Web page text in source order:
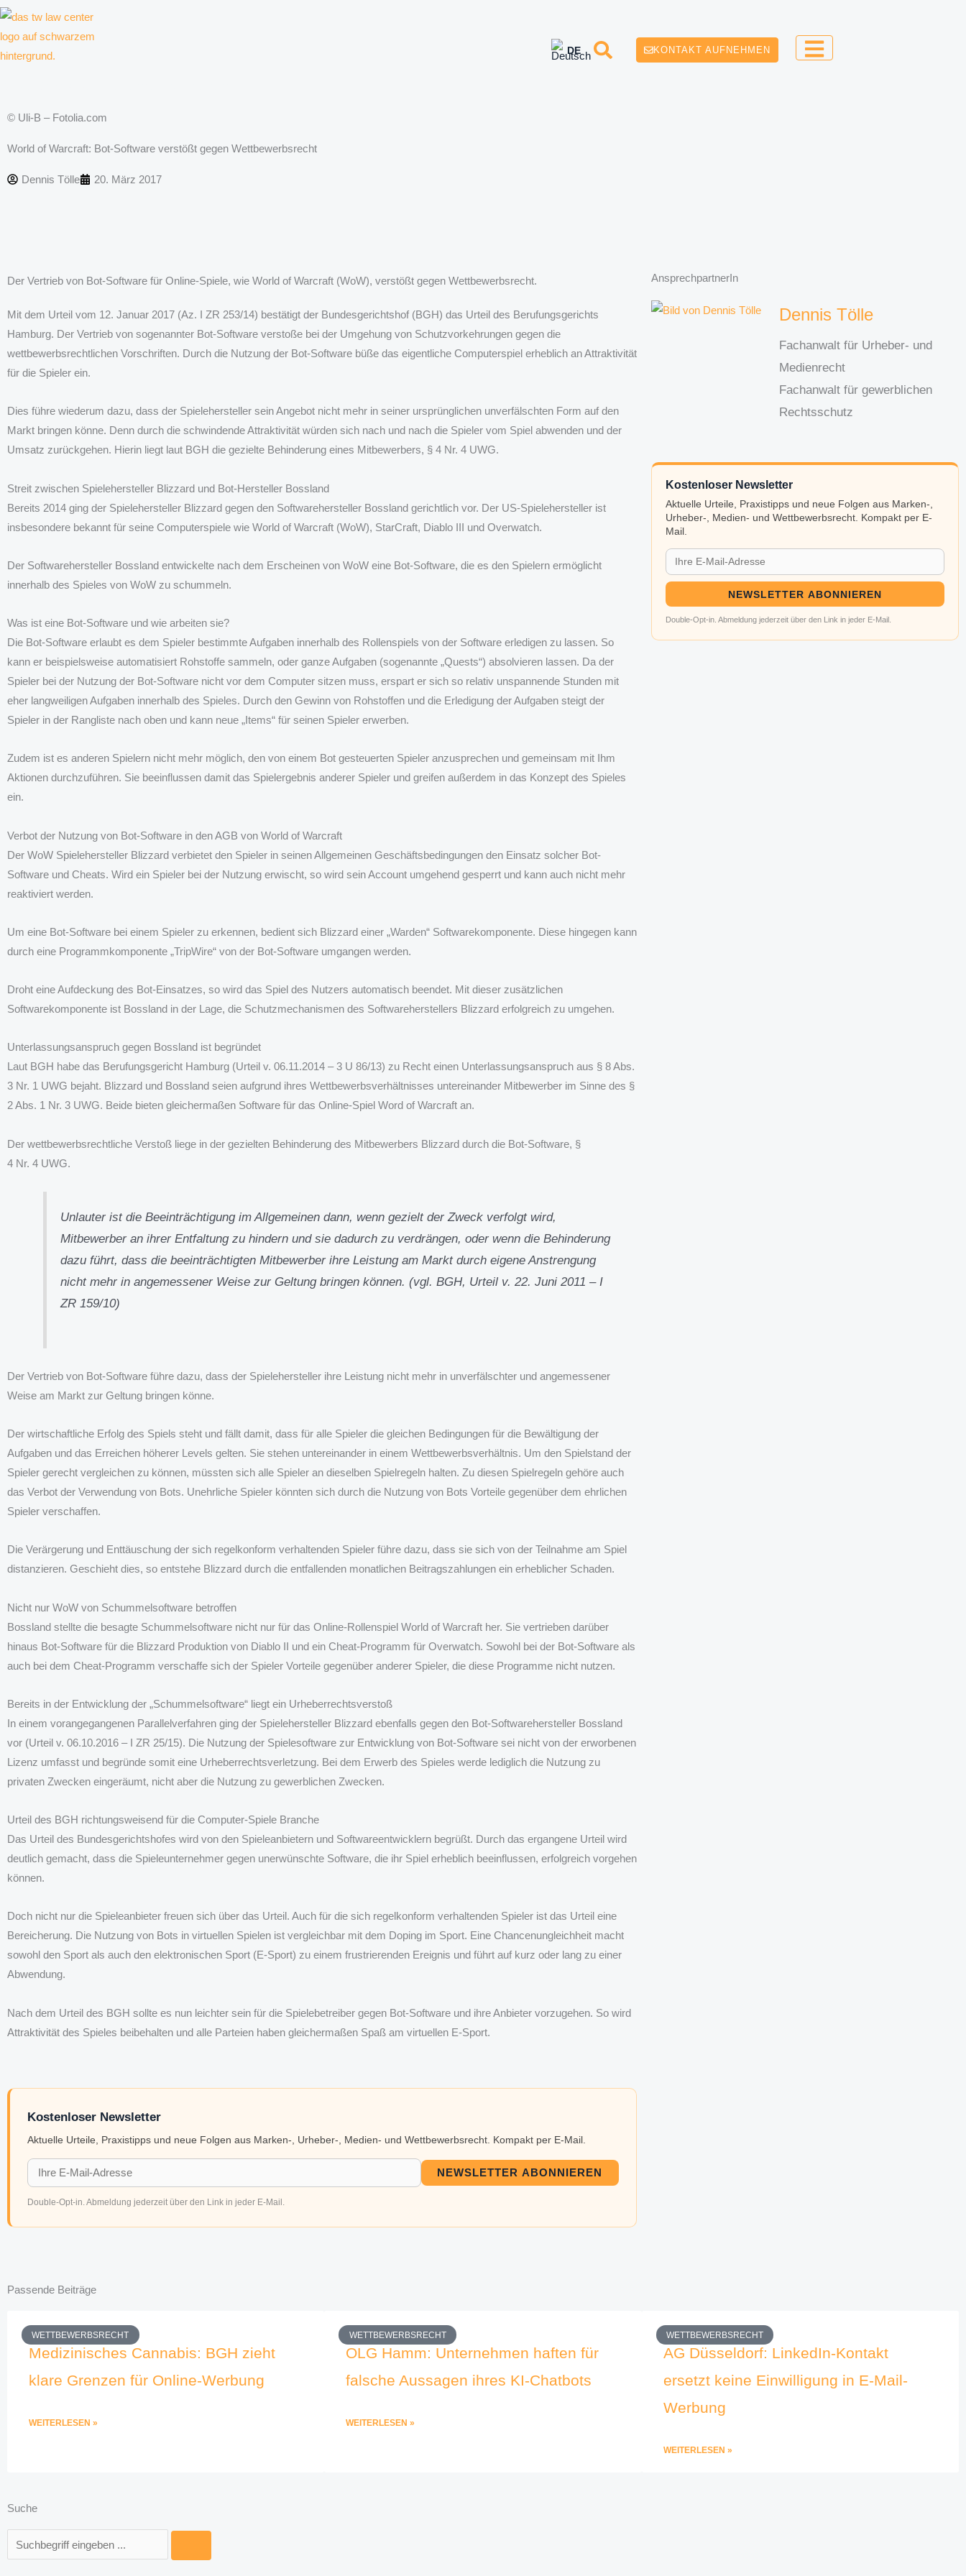
Zum
KONTAKT AUFNEHMEN
© Uli-B – Fotolia.com
World of Warcraft: Bot-Software verstößt gegen Wettbewerbsrecht
Dennis Tölle 20. März 2017
Der Vertrieb von Bot-Software für Online-Spiele, wie World of Warcraft (WoW), verstößt gegen Wettbewerbsrecht.
Mit dem Urteil vom 12. Januar 2017 (Az. I ZR 253/14) bestätigt der Bundesgerichtshof (BGH) das Urteil des Berufungsgerichts
Hamburg. Der Vertrieb von sogenannter Bot-Software verstoße bei der Umgehung von Schutzvorkehrungen gegen die
wettbewerbsrechtlichen Vorschriften. Durch die Nutzung der Bot-Software büße das eigentliche Computerspiel erheblich an Attraktivität
für die Spieler ein.
Dies führe wiederum dazu, dass der Spielehersteller sein Angebot nicht mehr in seiner ursprünglichen unverfälschten Form auf den
Markt bringen könne. Denn durch die schwindende Attraktivität würden sich nach und nach die Spieler vom Spiel abwenden und der
Umsatz zurückgehen. Hierin liegt laut BGH die gezielte Behinderung eines Mitbewerbers, § 4 Nr. 4 UWG.
Streit zwischen Spielehersteller Blizzard und Bot-Hersteller Bossland
Bereits 2014 ging der Spielehersteller Blizzard gegen den Softwarehersteller Bossland gerichtlich vor. Der US-Spielehersteller ist
insbesondere bekannt für seine Computerspiele wie World of Warcraft (WoW), StarCraft, Diablo III und Overwatch.
Der Softwarehersteller Bossland entwickelte nach dem Erscheinen von WoW eine Bot-Software, die es den Spielern ermöglicht
innerhalb des Spieles von WoW zu schummeln.
Was ist eine Bot-Software und wie arbeiten sie?
Die Bot-Software erlaubt es dem Spieler bestimmte Aufgaben innerhalb des Rollenspiels von der Software erledigen zu lassen. So
kann er beispielsweise automatisiert Rohstoffe sammeln, oder ganze Aufgaben (sogenannte „Quests“) absolvieren lassen. Da der
Spieler bei der Nutzung der Bot-Software nicht vor dem Computer sitzen muss, erspart er sich so relativ unspannende Stunden mit
eher langweiligen Aufgaben innerhalb des Spieles. Durch den Gewinn von Rohstoffen und die Erledigung der Aufgaben steigt der
Spieler in der Rangliste nach oben und kann neue „Items“ für seinen Spieler erwerben.
Zudem ist es anderen Spielern nicht mehr möglich, den von einem Bot gesteuerten Spieler anzusprechen und gemeinsam mit Ihm
Aktionen durchzuführen. Sie beeinflussen damit das Spielergebnis anderer Spieler und greifen außerdem in das Konzept des Spieles
ein.
Verbot der Nutzung von Bot-Software in den AGB von World of Warcraft
Der WoW Spielehersteller Blizzard verbietet den Spieler in seinen Allgemeinen Geschäftsbedingungen den Einsatz solcher Bot-
Software und Cheats. Wird ein Spieler bei der Nutzung erwischt, so wird sein Account umgehend gesperrt und kann auch nicht mehr
reaktiviert werden.
Um eine Bot-Software bei einem Spieler zu erkennen, bedient sich Blizzard einer „Warden“ Softwarekomponente. Diese hingegen kann
durch eine Programmkomponente „TripWire“ von der Bot-Software umgangen werden.
Droht eine Aufdeckung des Bot-Einsatzes, so wird das Spiel des Nutzers automatisch beendet. Mit dieser zusätzlichen
Softwarekomponente ist Bossland in der Lage, die Schutzmechanismen des Softwareherstellers Blizzard erfolgreich zu umgehen.
Unterlassungsanspruch gegen Bossland ist begründet
Laut BGH habe das Berufungsgericht Hamburg (Urteil v. 06.11.2014 – 3 U 86/13) zu Recht einen Unterlassungsanspruch aus § 8 Abs.
3 Nr. 1 UWG bejaht. Blizzard und Bossland seien aufgrund ihres Wettbewerbsverhältnisses untereinander Mitbewerber im Sinne des §
2 Abs. 1 Nr. 3 UWG. Beide bieten gleichermaßen Software für das Online-Spiel Word of Warcraft an.
Der wettbewerbsrechtliche Verstoß liege in der gezielten Behinderung des Mitbewerbers Blizzard durch die Bot-Software, §
4 Nr. 4 UWG.
Unlauter ist die Beeinträchtigung im Allgemeinen dann, wenn gezielt der Zweck verfolgt wird,
Mitbewerber an ihrer Entfaltung zu hindern und sie dadurch zu verdrängen, oder wenn die Behinderung
dazu führt, dass die beeinträchtigten Mitbewerber ihre Leistung am Markt durch eigene Anstrengung
nicht mehr in angemessener Weise zur Geltung bringen können. (vgl. BGH, Urteil v. 22. Juni 2011 – I
ZR 159/10)
Der Vertrieb von Bot-Software führe dazu, dass der Spielehersteller ihre Leistung nicht mehr in unverfälschter und angemessener
Weise am Markt zur Geltung bringen könne.
Der wirtschaftliche Erfolg des Spiels steht und fällt damit, dass für alle Spieler die gleichen Bedingungen für die Bewältigung der
Aufgaben und das Erreichen höherer Levels gelten. Sie stehen untereinander in einem Wettbewerbsverhältnis. Um den Spielstand der
Spieler gerecht vergleichen zu können, müssten sich alle Spieler an dieselben Spielregeln halten. Zu diesen Spielregeln gehöre auch
das Verbot der Verwendung von Bots. Unehrliche Spieler könnten sich durch die Nutzung von Bots Vorteile gegenüber dem ehrlichen
Spieler verschaffen.
Die Verärgerung und Enttäuschung der sich regelkonform verhaltenden Spieler führe dazu, dass sie sich von der Teilnahme am Spiel
distanzieren. Geschieht dies, so entstehe Blizzard durch die entfallenden monatlichen Beitragszahlungen ein erheblicher Schaden.
Nicht nur WoW von Schummelsoftware betroffen
Bossland stellte die besagte Schummelsoftware nicht nur für das Online-Rollenspiel World of Warcraft her. Sie vertrieben darüber
hinaus Bot-Software für die Blizzard Produktion von Diablo II und ein Cheat-Programm für Overwatch. Sowohl bei der Bot-Software als
auch bei dem Cheat-Programm verschaffe sich der Spieler Vorteile gegenüber anderer Spieler, die diese Programme nicht nutzen.
Bereits in der Entwicklung der „Schummelsoftware“ liegt ein Urheberrechtsverstoß
In einem vorangegangenen Parallelverfahren ging der Spielehersteller Blizzard ebenfalls gegen den Bot-Softwarehersteller Bossland
vor (Urteil v. 06.10.2016 – I ZR 25/15). Die Nutzung der Spielesoftware zur Entwicklung von Bot-Software sei nicht von der erworbenen
Lizenz umfasst und begründe somit eine Urheberrechtsverletzung. Bei dem Erwerb des Spieles werde lediglich die Nutzung zu
privaten Zwecken eingeräumt, nicht aber die Nutzung zu gewerblichen Zwecken.
Urteil des BGH richtungsweisend für die Computer-Spiele Branche
Das Urteil des Bundesgerichtshofes wird von den Spieleanbietern und Softwareentwicklern begrüßt. Durch das ergangene Urteil wird
deutlich gemacht, dass die Spieleunternehmer gegen unerwünschte Software, die ihr Spiel erheblich beeinflussen, erfolgreich vorgehen
können.
Doch nicht nur die Spieleanbieter freuen sich über das Urteil. Auch für die sich regelkonform verhaltenden Spieler ist das Urteil eine
Bereicherung. Die Nutzung von Bots in virtuellen Spielen ist vergleichbar mit dem Doping im Sport. Eine Chancenungleichheit macht
sowohl den Sport als auch den elektronischen Sport (E-Sport) zu einem frustrierenden Ereignis und führt auf kurz oder lang zu einer
Abwendung.
Nach dem Urteil des BGH sollte es nun leichter sein für die Spielebetreiber gegen Bot-Software und ihre Anbieter vorzugehen. So wird
Attraktivität des Spieles beibehalten und alle Parteien haben gleichermaßen Spaß am virtuellen E-Sport.
Kostenloser Newsletter
Aktuelle Urteile, Praxistipps und neue Folgen aus Marken-, Urheber-, Medien- und Wettbewerbsrecht. Kompakt per E-Mail.
NEWSLETTER ABONNIEREN
Double-Opt-in. Abmeldung jederzeit über den Link in jeder E-Mail.
AnsprechpartnerIn
Dennis Tölle
Fachanwalt für Urheber- und
Medienrecht
Fachanwalt für gewerblichen
Rechtsschutz
Kostenloser Newsletter
Aktuelle Urteile, Praxistipps und neue Folgen aus Marken-,
Urheber-, Medien- und Wettbewerbsrecht. Kompakt per E-
Mail.
NEWSLETTER ABONNIEREN
Double-Opt-in. Abmeldung jederzeit über den Link in jeder E-Mail.
Passende Beiträge
WETTBEWERBSRECHT
Medizinisches Cannabis: BGH zieht
klare Grenzen für Online-Werbung
WEITERLESEN »
WETTBEWERBSRECHT
OLG Hamm: Unternehmen haften für
falsche Aussagen ihres KI-Chatbots
WEITERLESEN »
WETTBEWERBSRECHT
AG Düsseldorf: LinkedIn-Kontakt
ersetzt keine Einwilligung in E-Mail-
Werbung
WEITERLESEN »
Suche
Suche